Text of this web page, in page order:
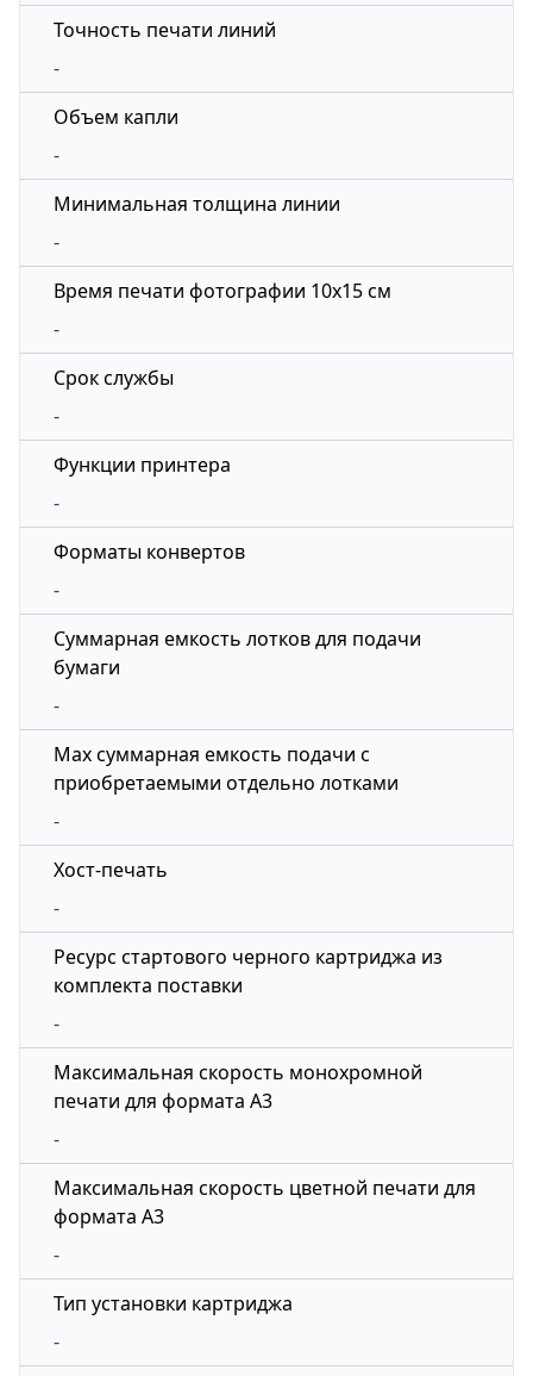
Точность печати линий
-
Объем капли
-
Минимальная толщина линии
-
Время печати фотографии 10x15 см
-
Срок службы
-
Функции принтера
-
Форматы конвертов
-
Суммарная емкость лотков для подачи
бумаги
-
Max суммарная емкость подачи с
приобретаемыми отдельно лотками
-
Хост-печать
-
Ресурс стартового черного картриджа из
комплекта поставки
-
Максимальная скорость монохромной
печати для формата A3
-
Максимальная скорость цветной печати для
формата A3
-
Тип установки картриджа
-